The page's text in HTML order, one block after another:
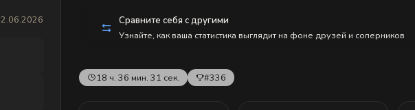
Сравните себя с другими
Узнайте, как ваша статистика выглядит на фоне друзей и соперников
18 ч. 36 мин. 31 сек. #336